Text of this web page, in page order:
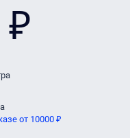
₽
от 10000 ₽